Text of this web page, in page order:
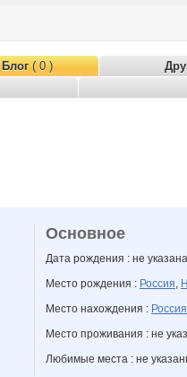
Блог( 0 )
Основное
Дата рождения : не указана
Место рождения : Россия,
Место нахождения : Россия
Место проживания : не
Любимые места : не